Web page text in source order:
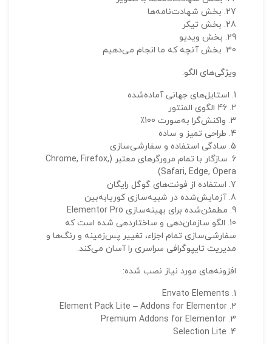
بخش شهادت‌نامه‌ها
بخش تیکر
بخش ویدیو
بخش آنچه که ما انجام می‌دهیم
ویژگی‌های الگو:
استایل‌های جهانی آماده‌شده
46 الگوی المنتور
واکنش‌گرا به‌صورت 100٪
طراحی تمیز و ساده
سادگی استفاده و سفارشی‌سازی
سازگار با تمام مرورگرهای معتبر (Chrome, Firefox,
Safari, Edge, Opera)
استفاده از فونت‌های گوگل رایگان
آزمایش‌شده در شبیه‌سازی کوریابه‌بین
مطمئن‌شده برای بهینه‌سازی Elementor Pro
الگو سازمان‌دهی و ساختاردهی شده است که
سفارشی‌سازی تمام اجزاء، تغییر پس‌زمینه و رنگ‌ها و
مدیریت تایپوگرافی سراسری را آسان می‌کند.
افزونه‌های مورد نیاز نصب شده:
Envato Elements
Element Pack Lite – Addons for Elementor
Premium Addons for Elementor
Selection Lite